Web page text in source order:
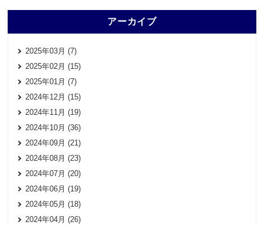
アーカイブ
2025年03月 (7)
2025年02月 (15)
2025年01月 (7)
2024年12月 (15)
2024年11月 (19)
2024年10月 (36)
2024年09月 (21)
2024年08月 (23)
2024年07月 (20)
2024年06月 (19)
2024年05月 (18)
2024年04月 (26)